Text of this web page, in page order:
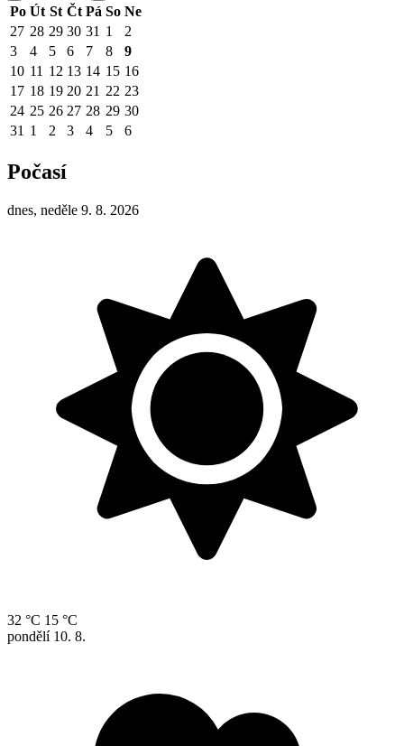
Po Út St Čt Pá So Ne
27 28 29 30 31 1
2
3
4 5 6 7 8
9
10 11 12 13 14 15 16
17 18 19 20 21 22 23
24 25 26 27 28 29 30
31 1 2 3 4 5 6
Počasí
dnes, neděle 9. 8. 2026
32 °C 15 °C
pondělí 10. 8.